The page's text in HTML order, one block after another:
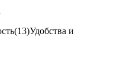
(13)Удобства и